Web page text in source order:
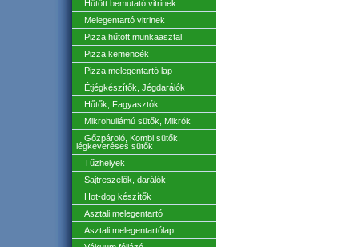
Hűtött bemutató vitrinek
Melegentartó vitrinek
Pizza hűtött munkaasztal
Pizza kemencék
Pizza melegentartó lap
Étjégkészítők, Jégdarálók
Hűtők, Fagyasztók
Mikrohullámú sütők, Mikrók
Gőzpároló, Kombi sütők,
légkeveréses sütők
Tűzhelyek
Sajtreszelők, darálók
Hot-dog készítők
Asztali melegentartó
Asztali melegentartólap